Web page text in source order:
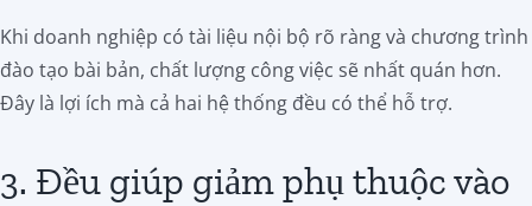
Khi doanh nghiệp có tài liệu nội bộ rõ ràng và chương trình
đào tạo bài bản, chất lượng công việc sẽ nhất quán hơn.
Đây là lợi ích mà cả hai hệ thống đều có thể hỗ trợ.
3. Đều giúp giảm phụ thuộc vào